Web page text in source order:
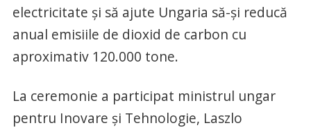
electricitate şi să ajute Ungaria să-şi reducă
anual emisiile de dioxid de carbon cu
aproximativ 120.000 tone.
La ceremonie a participat ministrul ungar
pentru Inovare şi Tehnologie, Laszlo